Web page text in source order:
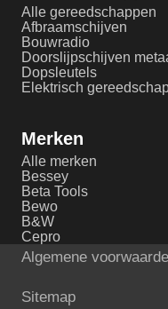
Alle gereedschappen
Afbraamschijven
Bouwradio
Doorslijpschijven
Dopsleutels
Merken
Alle merken
Bessey
Beta Tools
Bewo
B&W
Cepro
Algemene
Sitemap